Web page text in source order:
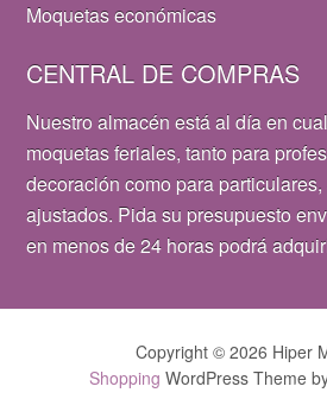
Moquetas económicas
CENTRAL DE COMPRAS
Nuestro almacén está al día en
moquetas feriales, tanto para
decoración como para
ajustados. Pida su presupuesto
en menos de 24 horas podrá
Copyright © 2026 Hiper
Shopping WordPress Theme